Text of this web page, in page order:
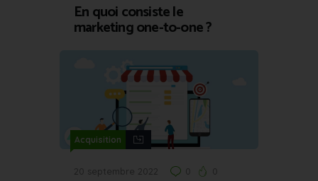
En quoi consiste le
marketing one-to-one ?
Acquisition
20 septembre 2022 0 0